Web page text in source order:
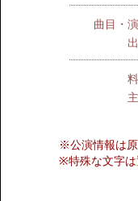
曲目・
※公演情報は
※特殊な文字は